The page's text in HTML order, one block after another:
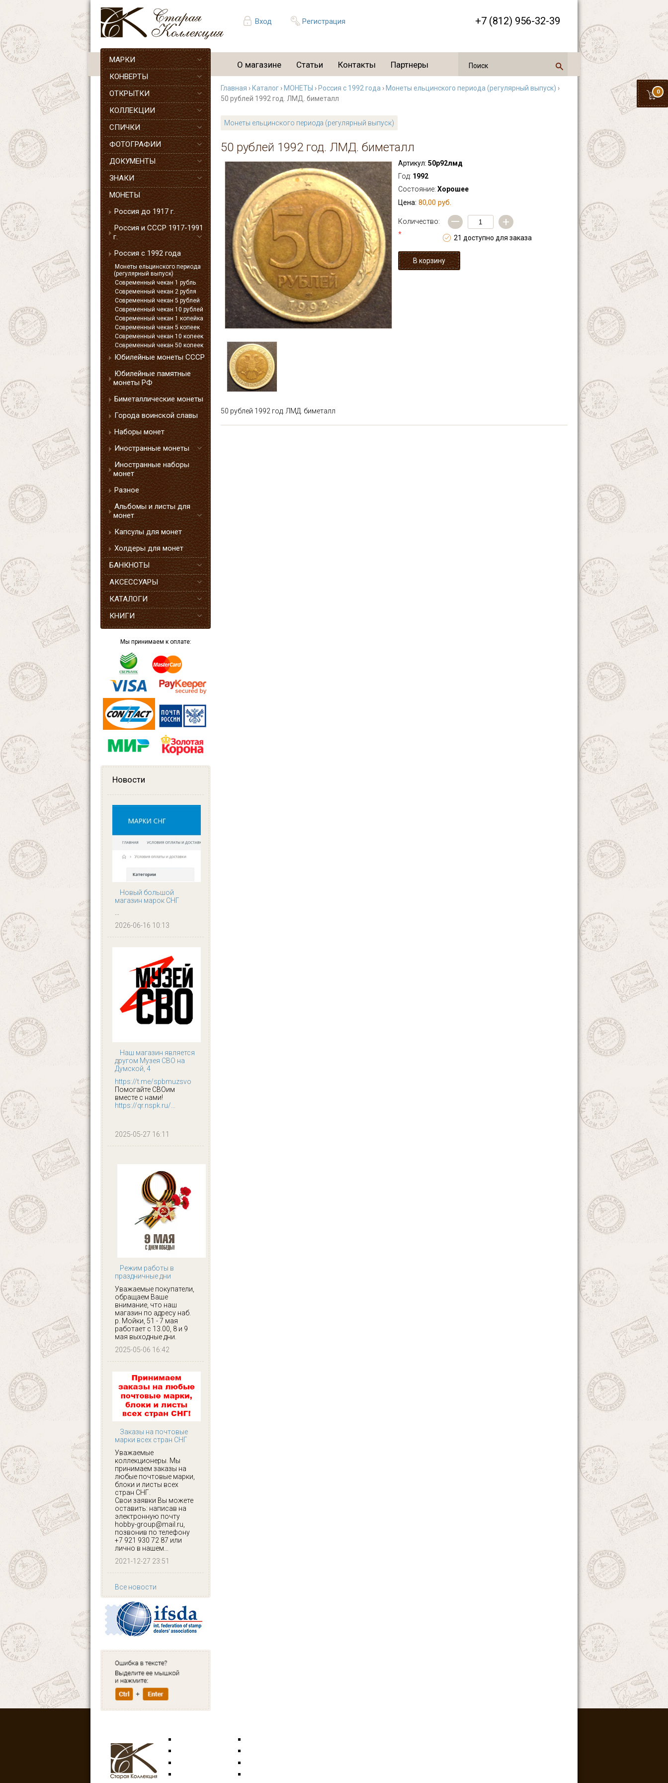
Вход Регистрация +7 (812) 956-32-39
0
О магазине Статьи Контакты Партнеры
МАРКИ
КОНВЕРТЫ
ОТКРЫТКИ
КОЛЛЕКЦИИ
СПИЧКИ
ФОТОГРАФИИ
ДОКУМЕНТЫ
ЗНАКИ
МОНЕТЫ
Россия до 1917 г.
Россия и СССР 1917-1991
г.
Россия с 1992 года
Монеты ельцинского периода
(регулярный выпуск)
Современный чекан 1 рубль
Современный чекан 2 рубля
Современный чекан 5 рублей
Современный чекан 10 рублей
Современный чекан 1 копейка
Современный чекан 5 копеек
Современный чекан 10 копеек
Современный чекан 50 копеек
Юбилейные монеты СССР
Юбилейные памятные
монеты РФ
Биметаллические монеты
Города воинской славы
Наборы монет
Иностранные монеты
Иностранные наборы
монет
Разное
Альбомы и листы для
монет
Капсулы для монет
Холдеры для монет
БАНКНОТЫ
АКСЕССУАРЫ
КАТАЛОГИ
КНИГИ
Мы принимаем к оплате:
Новости
Новый большой
магазин марок СНГ
...
2026-06-16 10:13
Наш магазин является
другом Музея СВО на
Думской, 4
https://t.me/spbmuzsvo
Помогайте СВОим
вместе с нами!
https://qr.nspk.ru/...
2025-05-27 16:11
Режим работы в
праздничные дни
Уважаемые покупатели,
обращаем Ваше
внимание, что наш
магазин по адресу наб.
р. Мойки, 51 - 7 мая
работает с 13.00, 8 и 9
мая выходные дни.
2025-05-06 16:42
Заказы на почтовые
марки всех стран СНГ
Уважаемые
коллекционеры. Мы
принимаем заказы на
любые почтовые марки,
блоки и листы всех
стран СНГ.
Свои заявки Вы можете
оставить: написав на
электронную почту
hobby-group@mail.ru,
позвонив по телефону
+7 921 930 72 87 или
лично в нашем...
2021-12-27 23:51
Все новости
Главная › Каталог › МОНЕТЫ › Россия с 1992 года › Монеты ельцинского периода (регулярный выпуск) ›
50 рублей 1992 год. ЛМД. биметалл
Монеты ельцинского периода (регулярный выпуск)
50 рублей 1992 год. ЛМД. биметалл
Артикул: 50р92лмд
Год: 1992
Состояние: Хорошее
Цена: 80,00 руб.
Количество:
*
— +
21 доступно для заказа
50 рублей 1992 год. ЛМД. биметалл